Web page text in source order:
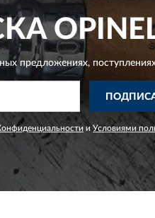
предложениях,
и Условиями